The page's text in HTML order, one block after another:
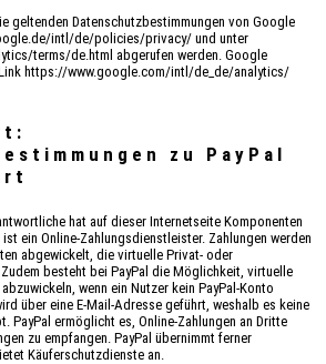
geltenden Datenschutzbestimmungen von Google
intl/de/policies/privacy/ und unter
terms/de.html abgerufen werden. Google
https://www.google.com/intl/de_de/analytics/
zu PayPal
hat auf dieser Internetseite Komponenten
ein Online-Zahlungsdienstleister. Zahlungen werden
abgewickelt, die virtuelle Privat- oder
besteht bei PayPal die Möglichkeit, virtuelle
wenn ein Nutzer kein PayPal-Konto
über eine E-Mail-Adresse geführt, weshalb es keine
PayPal ermöglicht es, Online-Zahlungen an Dritte
zu empfangen. PayPal übernimmt ferner
Käuferschutzdienste an.